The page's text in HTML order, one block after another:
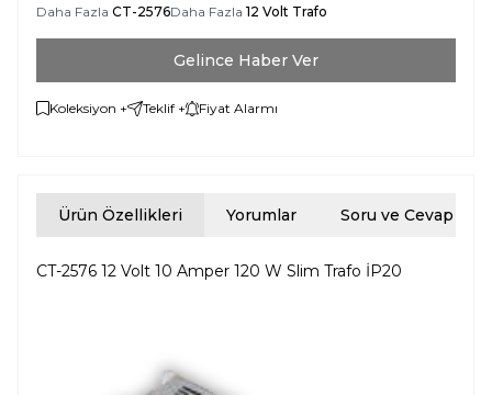
Daha Fazla CT-2576Daha Fazla 12 Volt Trafo
Gelince Haber Ver
Koleksiyon + Teklif + Fiyat Alarmı
Ürün Özellikleri Yorumlar Soru ve Cevap
CT-2576 12 Volt 10 Amper 120 W Slim Trafo İP20